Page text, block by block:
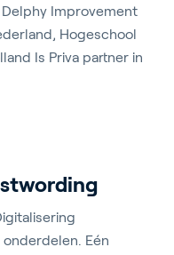
Improvement
Hogeschool
Is Priva partner in
Eén